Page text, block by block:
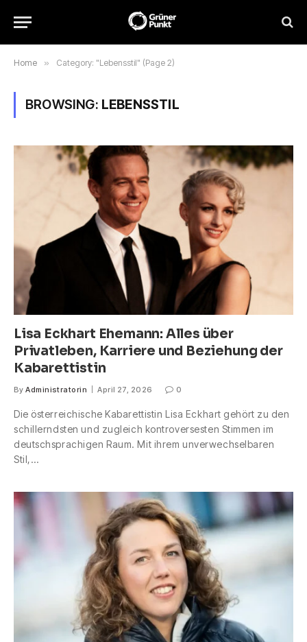
Home » Category: "Lebensstil" (Page 2)
BROWSING: LEBENSSTIL
Lisa Eckhart Ehemann: Alles über
Privatleben, Karriere und Beziehung der
Kabarettistin
By Administratorin April 27, 2026 0
Die österreichische Kabarettistin Lisa Eckhart gehört zu den
schillerndsten und zugleich kontroversesten Stimmen im
deutschsprachigen Raum. Mit ihrem unverwechselbaren
Stil,…